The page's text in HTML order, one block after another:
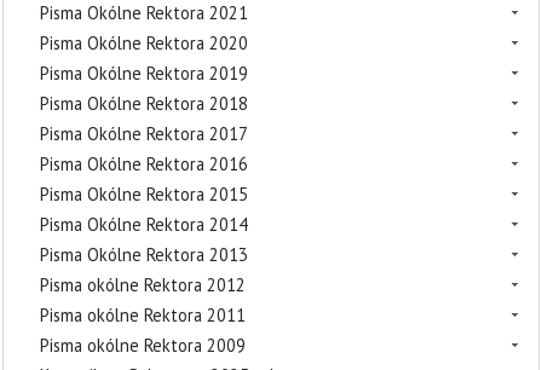
Pisma Okólne Rektora 2021
Pisma Okólne Rektora 2020
Pisma Okólne Rektora 2019
Pisma Okólne Rektora 2018
Pisma Okólne Rektora 2017
Pisma Okólne Rektora 2016
Pisma Okólne Rektora 2015
Pisma Okólne Rektora 2014
Pisma Okólne Rektora 2013
Pisma okólne Rektora 2012
Pisma okólne Rektora 2011
Pisma okólne Rektora 2009